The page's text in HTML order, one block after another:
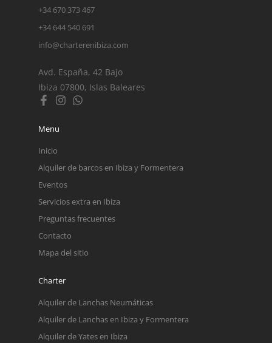
+34 670 373 467
+34 644 540 691
info@charterenibiza.com
Avd. España, 42 Bajo
Ibiza 07800, Islas Baleares
Menu
Inicio
Alquiler de barcos en Ibiza y Formentera
Eventos
Servicios extra en Ibiza
Preguntas frecuentes
Contacto
Mapa del sitio
Charter
Alquiler de Lanchas Neumáticas
Alquiler de Lanchas en Ibiza y Formentera
Alquiler de Yates en Ibiza